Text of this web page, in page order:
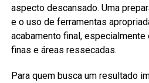
aspecto descansado. Uma
e o uso de ferramentas
acabamento final,
finas e áreas ressecadas.
Para quem busca um resultado